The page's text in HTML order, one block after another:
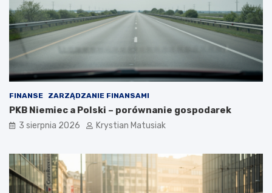
FINANSE ZARZĄDZANIE FINANSAMI
PKB Niemiec a Polski – porównanie gospodarek
3 sierpnia 2026 Krystian Matusiak